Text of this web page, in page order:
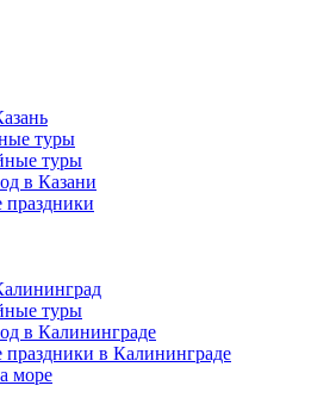
туры
туры
в Казани
туры
в Калининграде
в Калининграде
море